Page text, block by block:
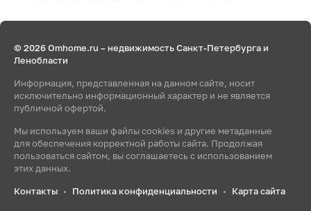
© 2026 Omhome.ru – недвижимость Санкт-Петербурга и
Ленобласти
Информация, представленная на данном сайте, носит
исключительно информационный характер и не является
публичной офертой.
Мы используем ваши файлы cookies и другие метаданные
для обеспечения корректной работы сайта. Продолжая
пользоваться сайтом, вы соглашаетесь с использованием
этих данных.
Контакты • Политика конфиденциальности • Карта сайта